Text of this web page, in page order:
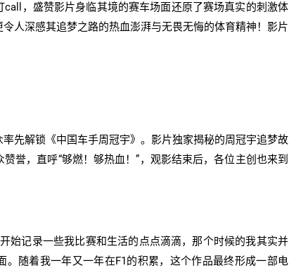
，盛赞影片身临其境的赛车场面还原了赛场真实的刺激体
人深感其追梦之路的热血澎湃与无畏无悔的体育精神！影片
先解锁《中国车手周冠宇》。影片独家揭秘的周冠宇追梦故
誉，直呼“够燃！够热血！”，观影结束后，各位主创也来到
始记录一些我比赛和生活的点点滴滴，那个时候的我其实并
。随着我一年又一年在F1的积累，这个作品最终形成一部电